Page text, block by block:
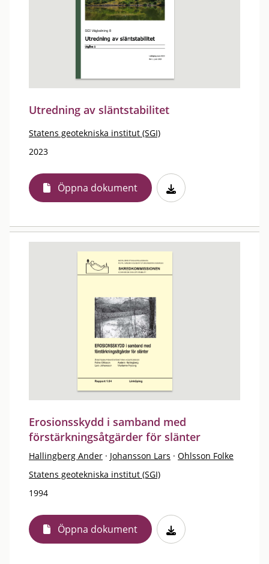
Utredning av släntstabilitet
Statens geotekniska institut (SGI)
2023
Öppna dokument
Erosionsskydd i samband med
förstärkningsåtgärder för slänter
Hallingberg Ander · Johansson Lars · Ohlsson Folke
Statens geotekniska institut (SGI)
1994
Öppna dokument